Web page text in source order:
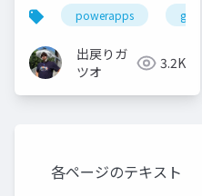
マイズ バリデーション
チェック
powerapps gppb
出戻りガ
ツオ
3.2K
各ページのテキスト